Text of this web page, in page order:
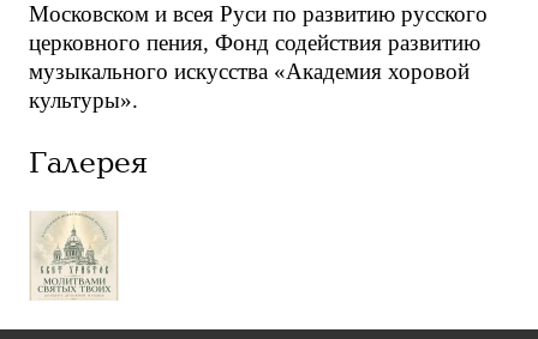
Московском и всея Руси по развитию русского
церковного пения, Фонд содействия развитию
музыкального искусства «Академия хоровой
культуры».
Галерея